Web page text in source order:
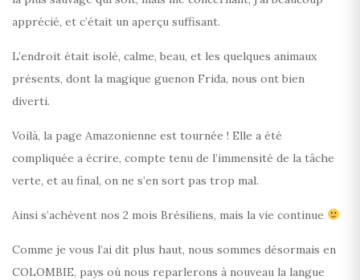
apprécié, et c’était un aperçu suffisant.
L’endroit était isolé, calme, beau, et les quelques animaux
présents, dont la magique guenon Frida, nous ont bien
diverti.
Voilà, la page Amazonienne est tournée ! Elle a été
compliquée a écrire, compte tenu de l’immensité de la tâche
verte, et au final, on ne s’en sort pas trop mal.
Ainsi s’achèvent nos 2 mois Brésiliens, mais la vie continue
Comme je vous l’ai dit plus haut, nous sommes désormais en
COLOMBIE, pays où nous reparlerons à nouveau la langue